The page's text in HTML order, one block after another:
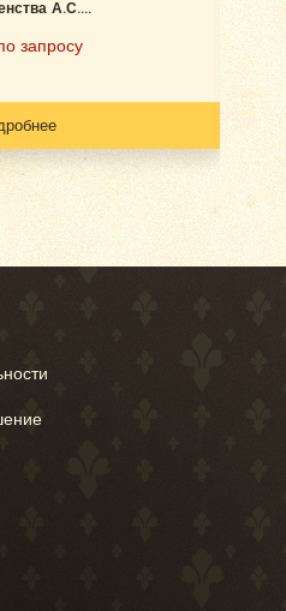
А.С....
запросу